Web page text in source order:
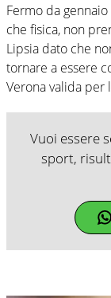
Fermo da
che fisica, non
Lipsia dato che
tornare a essere
Verona valida per
Vuoi essere
sport,